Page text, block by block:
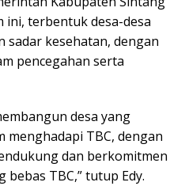
terbentuk desa-desa
sadar kesehatan, dengan
pencegahan serta
desa yang
menghadapi TBC, dengan
dan berkomitmen
TBC,” tutup Edy.